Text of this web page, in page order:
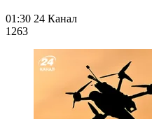
01:30 24 Канал
1263